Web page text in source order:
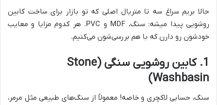
حالا بریم سراغ سه تا متریال اصلی که تو بازار برای ساخت کابین
روشویی پیدا میشه: سنگ، MDF و PVC. هر کدوم مزایا و معایب
خودشون رو دارن که با هم بررسی‌شون می‌کنیم.
1. کابین روشویی سنگی (Stone
Washbasin)
سنگ، حسابی لاکچری و خاصه! معمولاً از سنگ‌های طبیعی مثل مرمر،